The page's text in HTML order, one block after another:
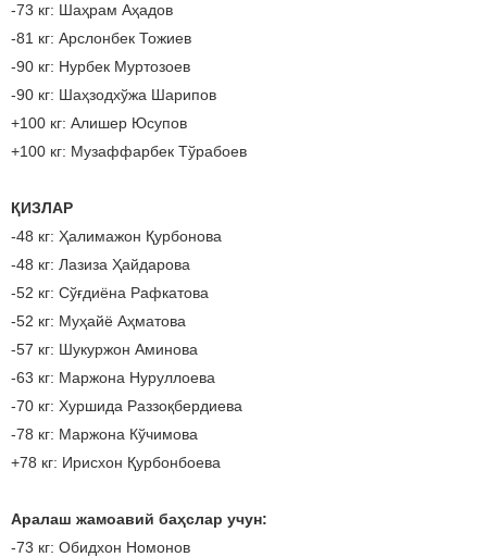
-73 кг: Шаҳрам Аҳадов
-81 кг: Арслонбек Тожиев
-90 кг: Нурбек Муртозоев
-90 кг: Шаҳзодхўжа Шарипов
+100 кг: Алишер Юсупов
+100 кг: Музаффарбек Тўрабоев
ҚИЗЛАР
-48 кг: Ҳалимажон Қурбонова
-48 кг: Лазиза Ҳайдарова
-52 кг: Сўғдиёна Рафкатова
-52 кг: Муҳайё Аҳматова
-57 кг: Шукуржон Аминова
-63 кг: Маржона Нуруллоева
-70 кг: Хуршида Раззоқбердиева
-78 кг: Маржона Кўчимова
+78 кг: Ирисхон Қурбонбоева
Аралаш жамоавий баҳслар учун:
-73 кг: Обидхон Номонов